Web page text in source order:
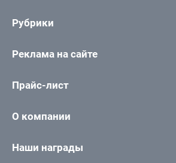
Рубрики
Реклама на сайте
Прайс-лист
О компании
Наши награды